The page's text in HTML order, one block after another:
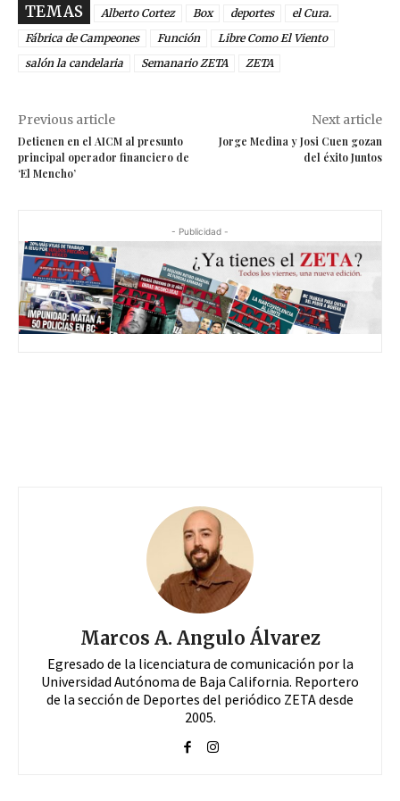
TEMAS Alberto Cortez Box deportes
el Cura.
Fábrica de Campeones
Función
Libre Como El Viento
salón la candelaria
Semanario ZETA ZETA
Previous article
Detienen en el AICM al presunto
principal operador financiero de
‘El Mencho’
Next article
Jorge Medina y Josi Cuen gozan
del éxito Juntos
- Publicidad -
Marcos A. Angulo Álvarez
Egresado de la licenciatura de comunicación por la
Universidad Autónoma de Baja California. Reportero
de la sección de Deportes del periódico ZETA desde
2005.